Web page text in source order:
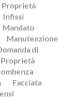
Proprietà
Infissi
Mandato
Manutenzione
di
Proprietà
Facciata